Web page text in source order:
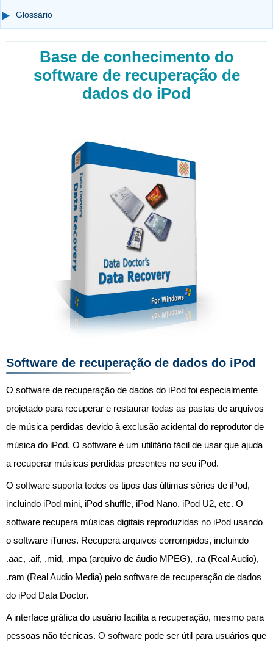
Glossário
Base de conhecimento do
software de recuperação de
dados do iPod
Software de recuperação de dados do iPod
O software de recuperação de dados do iPod foi especialmente
projetado para recuperar e restaurar todas as pastas de arquivos
de música perdidas devido à exclusão acidental do reprodutor de
música do iPod. O software é um utilitário fácil de usar que ajuda
a recuperar músicas perdidas presentes no seu iPod.
O software suporta todos os tipos das últimas séries de iPod,
incluindo iPod mini, iPod shuffle, iPod Nano, iPod U2, etc. O
software recupera músicas digitais reproduzidas no iPod usando
o software iTunes. Recupera arquivos corrompidos, incluindo
.aac, .aif, .mid, .mpa (arquivo de áudio MPEG), .ra (Real Audio),
.ram (Real Audio Media) pelo software de recuperação de dados
do iPod Data Doctor.
A interface gráfica do usuário facilita a recuperação, mesmo para
pessoas não técnicas. O software pode ser útil para usuários que